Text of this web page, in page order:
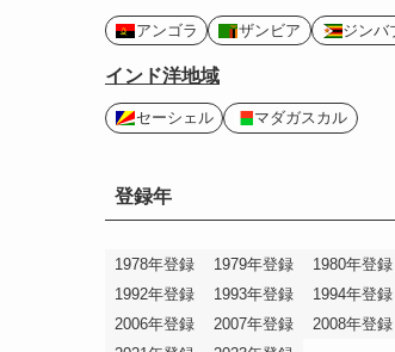
アンゴラ ザンビア ジンバ
インド洋地域
セーシェル マダガスカル
登録年
1978年登録 1979年登録 1980年登録
1992年登録
1993年登録 1994年登録
2006年登録
2007年登録 2008年登録